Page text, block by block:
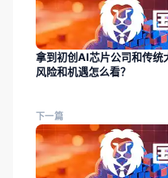
拿到初创AI芯片公司和传统
风险和机遇怎么看？
下一篇